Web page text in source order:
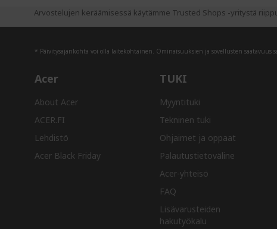
Arvostelujen keräämisessä käytämme Trusted Shops -yritystä
* Päivitysajankohta voi olla laitekohtainen. Ominaisuuksien ja sovellusten
Acer
About Acer
ACER.FI
Lehdistö
Acer Black Friday
TUKI
Myyntituki
Tekninen tuki
Ohjaimet ja oppaat
Palautustietoväline
Acer-yhteisö
FAQ
Lisävarusteiden
hakutyökalu